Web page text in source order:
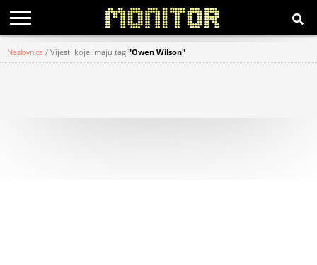
KATEGORIJE
Naslovnica / Vijesti koje imaju tag "Owen Wilson"